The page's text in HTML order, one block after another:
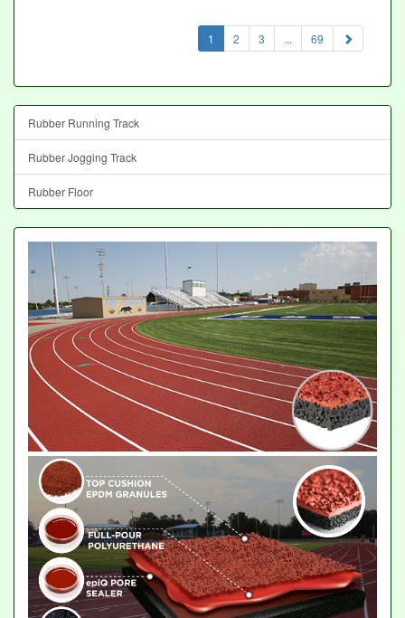
1 (current)
2 3 ... 69
Rubber Running Track
Rubber Jogging Track
Rubber Floor